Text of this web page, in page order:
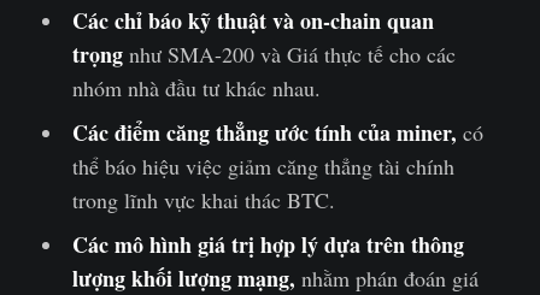
Các chỉ báo kỹ thuật và on-chain quan
trọngnhư SMA-200 và Giá thực tế cho các
nhóm nhà đầu tư khác nhau.
Các điểm căng thẳng ước tính của miner, có
thể báo hiệu việc giảm căng thẳng tài chính
trong lĩnh vực khai thác BTC.
Các mô hình giá trị hợp lý dựa trên thông
lượng khối lượng mạng, nhằm phán đoán giá